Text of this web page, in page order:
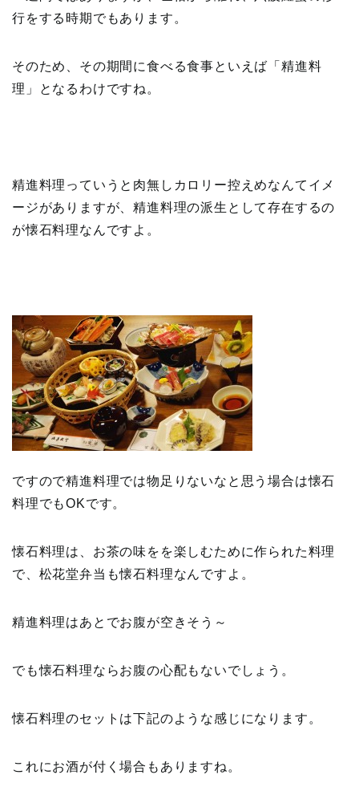
行をする時期でもあります。
そのため、その期間に食べる食事といえば「精進料
理」となるわけですね。
精進料理っていうと肉無しカロリー控えめなんてイメ
ージがありますが、精進料理の派生として存在するの
が懐石料理なんですよ。
ですので精進料理では物足りないなと思う場合は懐石
料理でもOKです。
懐石料理は、お茶の味をを楽しむために作られた料理
で、松花堂弁当も懐石料理なんですよ。
精進料理はあとでお腹が空きそう～
でも懐石料理ならお腹の心配もないでしょう。
懐石料理のセットは下記のような感じになります。
これにお酒が付く場合もありますね。